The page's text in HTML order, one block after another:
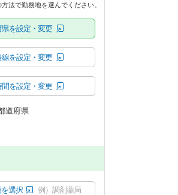
法で勤務地を選んでください。
県を設定・変更
線を設定・変更
間を設定・変更
道府県
選択 例）調剤薬局